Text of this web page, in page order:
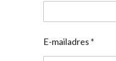
E-mailadres *